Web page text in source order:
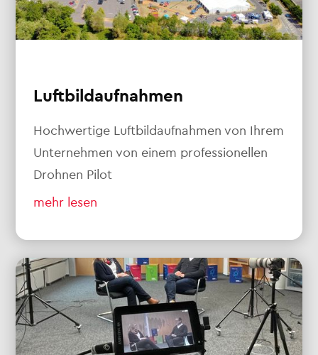
Luftbildaufnahmen
Hochwertige Luftbildaufnahmen von Ihrem
Unternehmen von einem professionellen
Drohnen Pilot
mehr lesen